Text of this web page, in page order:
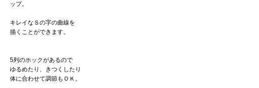
ップ。
キレイなＳの字の曲線を
描くことができます。
5列のホックがあるので
ゆるめたり、きつくしたり
体に合わせて調節もＯＫ。